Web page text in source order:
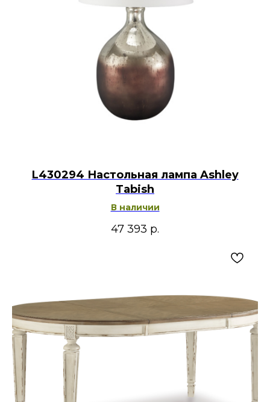
L430294 Настольная лампа Ashley
Tabish
В наличии
47 393 р.